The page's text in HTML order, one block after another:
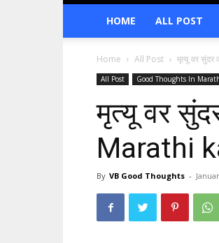
HOME ALL POST
Home All Post मृत्यू वर सुंदर
All Post Good Thoughts In
मृत्यू वर
Marathi
By VB Good Thoughts -